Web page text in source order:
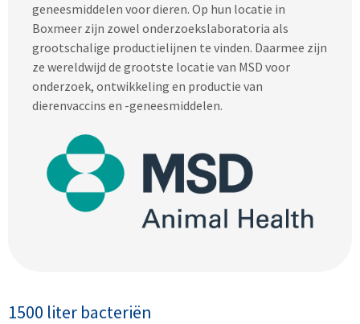
geneesmiddelen voor dieren. Op hun locatie in
Boxmeer zijn zowel onderzoekslaboratoria als
grootschalige productielijnen te vinden. Daarmee zijn
ze wereldwijd de grootste locatie van MSD voor
onderzoek, ontwikkeling en productie van
dierenvaccins en -geneesmiddelen.
1500 liter bacteriën